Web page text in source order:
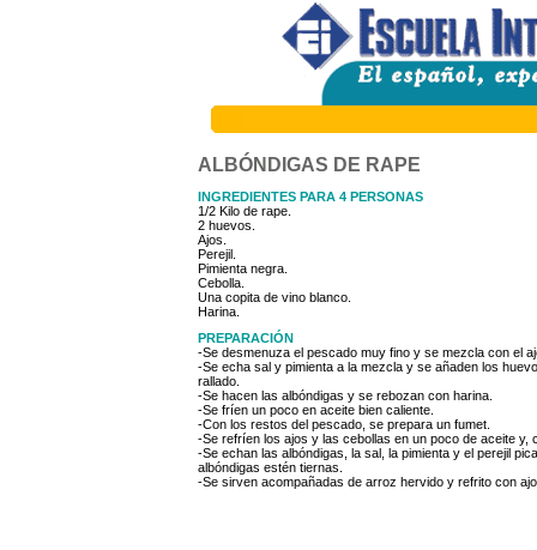
ALBÓNDIGAS DE RAPE
INGREDIENTES PARA 4 PERSONAS
1/2 Kilo de rape.
2 huevos.
Ajos.
Perejil.
Pimienta negra.
Cebolla.
Una copita de vino blanco.
Harina.
PREPARACIÓN
-Se desmenuza el pescado muy fino y se mezcla con el
-Se echa sal y pimienta a la mezcla y se añaden los
rallado.
-Se hacen las albóndigas y se rebozan con harina.
-Se fríen un poco en aceite bien caliente.
-Con los restos del pescado, se prepara un fumet.
-Se refríen los ajos y las cebollas en un poco de aceite
-Se echan las albóndigas, la sal, la pimienta y el perejil
albóndigas estén tiernas.
-Se sirven acompañadas de arroz hervido y refrito con